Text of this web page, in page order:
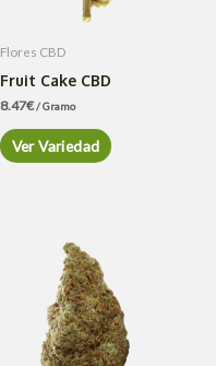
Flores CBD
Fruit Cake CBD
8.47€/ Gramo
Ver Variedad